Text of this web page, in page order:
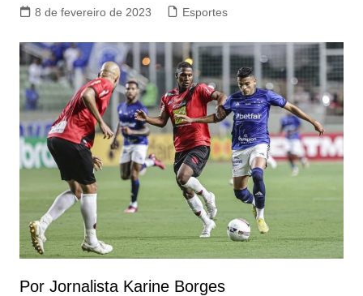
8 de fevereiro de 2023 Esportes
Por Jornalista Karine Borges